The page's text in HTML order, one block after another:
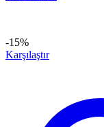
-15%
Karşılaştır